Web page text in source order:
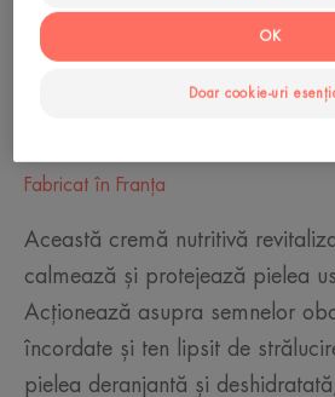
Nevoie
Fabricat în Franţa
Această cremă nutritivă
calmează și protejează pielea
Acționează asupra semnelor
încordate și ten lipsit de
pielea deranjantă și
Doar cookie-uri
OK